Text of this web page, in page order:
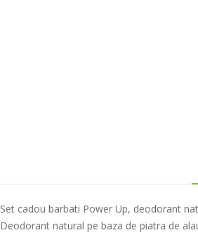
Set cadou barbati Power Up, deodorant
Deodorant natural pe baza de piatra de